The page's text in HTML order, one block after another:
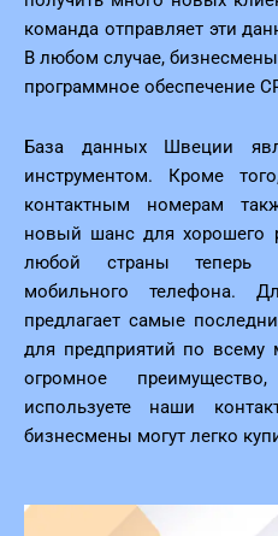
команда отправляет эти
В любом случае,
программное обеспечение
База данных Швеции
инструментом. Кроме
контактным номерам
новый шанс для хорошего
любой страны теперь
мобильного телефона.
предлагает самые
для предприятий по всему
огромное
используете наши
бизнесмены могут легко